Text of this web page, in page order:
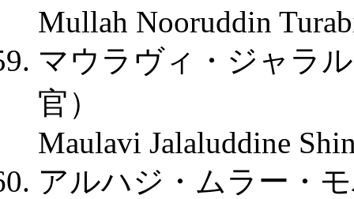
Mullah Nooruddin
マウラヴィ・ジャラ
官）
Maulavi Jalaluddine
アルハジ・ムラー・